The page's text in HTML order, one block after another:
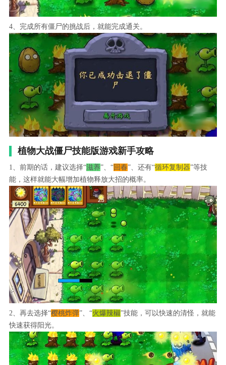
4、完成所有僵尸的挑战后，就能完成通关。
植物大战僵尸技能版游戏新手攻略
1、前期的话，建议选择“滋养”、“回春”、还有“循环复制器”等技
能，这样就能大幅增加植物释放大招的概率。
2、再去选择“樱桃炸弹”、“火爆辣椒”技能，可以快速的清怪，就能
快速获得阳光。